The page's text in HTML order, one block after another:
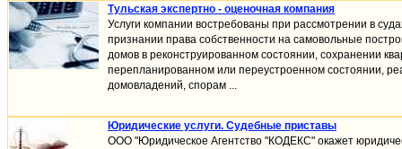
Тульская экспертно - оценочная компания
Услуги компании востребованы при рассмотрении в
признании права собственности на самовольные
домов в реконструированном состоянии, сохранении
перепланированном или переустроенном состоянии,
домовладений, спорам ...
Юридические услуги. Судебные приставы
ООО "Юридическое Агентство "КОДЕКС" окажет